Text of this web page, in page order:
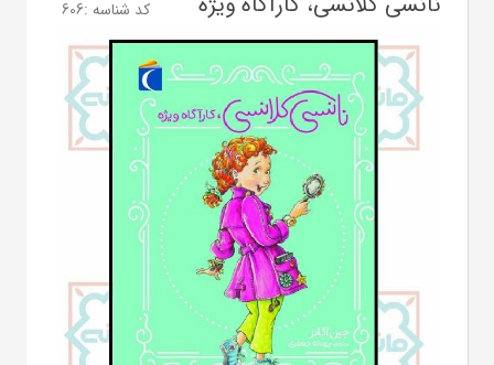
کد شناسه :606